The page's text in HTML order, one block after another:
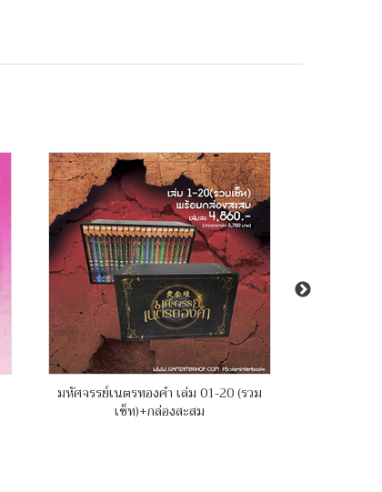
มหัศจรรย์เนตรทองคำ เล่ม 01-20 (รวม
เซ็ท)+กล่องสะสม